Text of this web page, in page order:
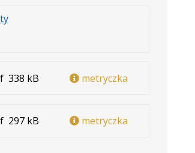
.
pdf
.
kB
.
nowej
338 kB metryczka
297 kB metryczka